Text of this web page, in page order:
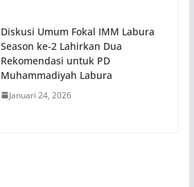
Diskusi Umum Fokal IMM Labura
Season ke-2 Lahirkan Dua
Rekomendasi untuk PD
Muhammadiyah Labura
Januari 24, 2026